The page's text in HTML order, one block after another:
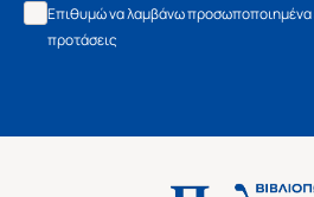
Επιθυμώ να λαμβάνω προσωποποιημένα
προτάσεις